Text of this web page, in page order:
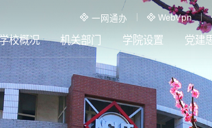
一网通办 WebVpn
校概况 机关部门 学院设置 党建